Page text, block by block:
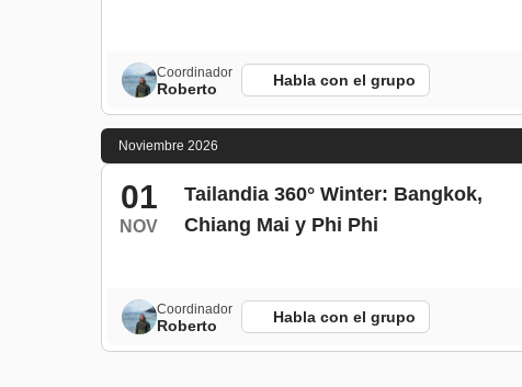
Coordinador
Roberto Habla con el grupo
Noviembre 2026
01
NOV
Tailandia 360° Winter: Bangkok,
Chiang Mai y Phi Phi
Coordinador
Roberto Habla con el grupo